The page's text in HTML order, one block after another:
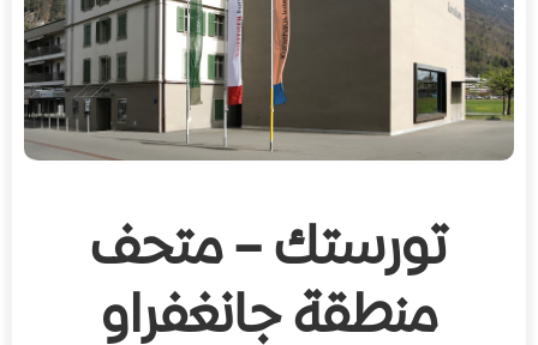
تورستك – متحف
منطقة جانغفراو